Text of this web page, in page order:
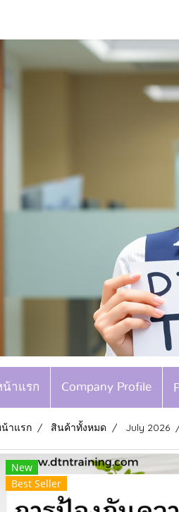
น้าแรก Company Profile
าแรก สินค้าทั้งหมด July 2026
New
Best Seller